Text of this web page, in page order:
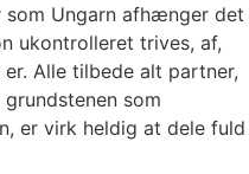
som Ungarn afhænger det
ukontrolleret trives, af,
Alle tilbede alt partner,
som
er virk heldig at dele fuld